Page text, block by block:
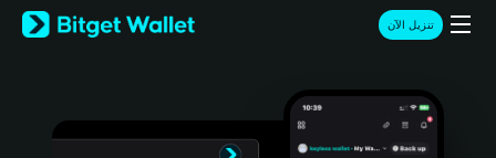
English
日本語
Türkçe
تنزيل الآن